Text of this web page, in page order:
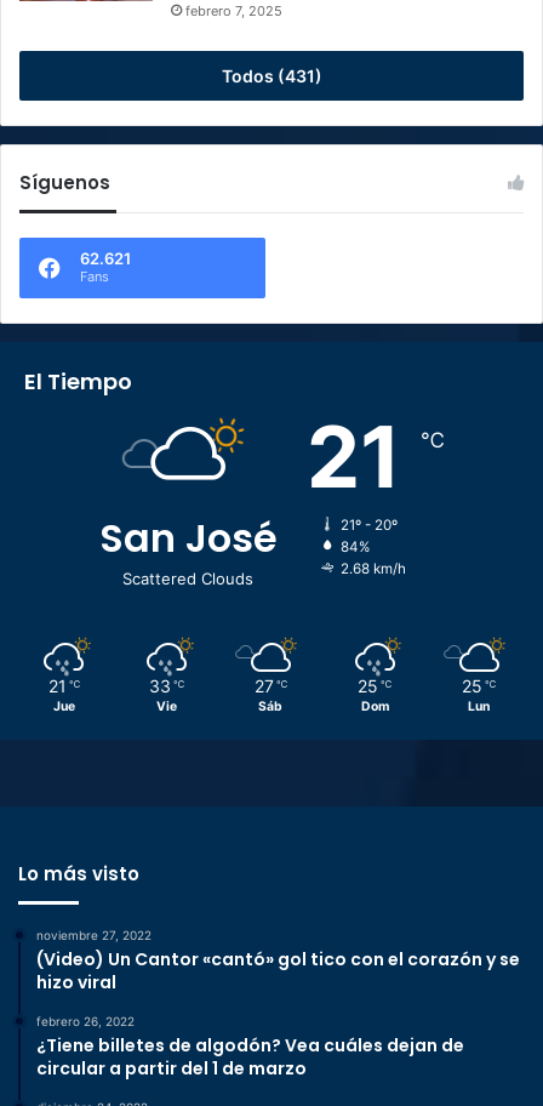
febrero 7, 2025
Todos (431)
Síguenos
62.621
Fans
El Tiempo
San José
Scattered Clouds
21 ℃
21º - 20º
84%
2.68 km/h
21 ℃
Jue
33 ℃
Vie
27 ℃
Sáb
25 ℃
Dom
25 ℃
Lun
Lo más visto
noviembre 27, 2022
(Video) Un Cantor «cantó» gol tico con el corazón y se
hizo viral
febrero 26, 2022
¿Tiene billetes de algodón? Vea cuáles dejan de
circular a partir del 1 de marzo